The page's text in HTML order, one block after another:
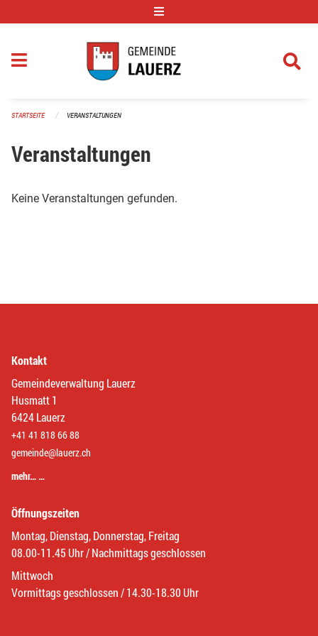
STARTSEITE VERANSTALTUNGEN
Veranstaltungen
Keine Veranstaltungen gefunden.
Kontakt
Gemeindeverwaltung Lauerz
Husmatt 1
6424 Lauerz
+41 41 818 66 88
gemeinde@lauerz.ch
mehr… …
Öffnungszeiten
Montag, Dienstag, Donnerstag, Freitag
08.00-11.45 Uhr / Nachmittags geschlossen
Mittwoch
Vormittags geschlossen / 14.30-18.30 Uhr